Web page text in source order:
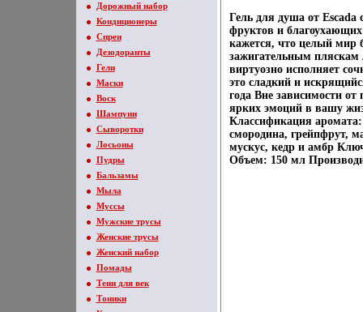
Дорожный набор
Кондиционеры
Спреи
Дезодоранты
Гели
Маски
Воск
Шампуни
Сыворотки
Лосьоны
Пудры
Бальзамы
Мыла
Муссы
Мужские трусы
Женские трусы
Женский набор
Помады
Тени для век
Тоники
Гель для душа от
фруктов и благоухающих
кажется, что целый мир
зажигательным пляскам
виртуозно исполняет
это сладкий и
года Вне зависимости от
ярких эмоций в вашу
Классификация
смородина, грейпфрут,
мускус, кедр и амбр
Объем: 150 мл